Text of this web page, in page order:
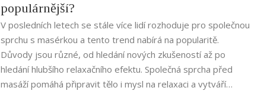
populárnější?
V posledních letech se stále více lidí rozhoduje pro společnou
sprchu s masérkou a tento trend nabírá na popularitě.
Důvody jsou různé, od hledání nových zkušeností až po
hledání hlubšího relaxačního efektu. Společná sprcha před
masáží pomáhá připravit tělo i mysl na relaxaci a vytváří